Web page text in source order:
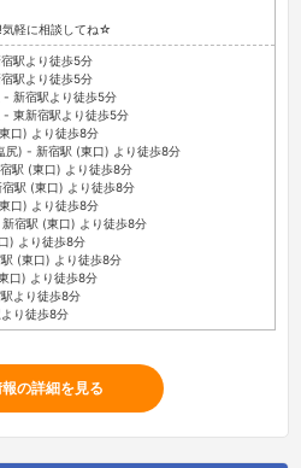
軽に相談してね☆
駅より徒歩5分
駅より徒歩5分
- 新宿駅より徒歩5分
- 東新宿駅より徒歩5分
口) より徒歩8分
尻) - 新宿駅 (東口) より徒歩8分
駅 (東口) より徒歩8分
駅 (東口) より徒歩8分
口) より徒歩8分
宿駅 (東口) より徒歩8分
) より徒歩8分
(東口) より徒歩8分
口) より徒歩8分
より徒歩8分
り徒歩8分
の詳細を見る